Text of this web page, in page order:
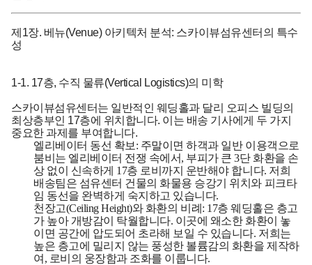
제1장. 베뉴(Venue) 아키텍처 분석: 스카이뷰섬유센터의 특수
성
1-1. 17층, 수직 물류(Vertical Logistics)의 미학
스카이뷰섬유센터는 일반적인 웨딩홀과 달리 오피스 빌딩의
최상층부인 17층에 위치합니다. 이는 배송 기사에게 두 가지
중요한 과제를 부여합니다.
엘리베이터 동선 확보: 주말이면 하객과 일반 이용객으로
붐비는 엘리베이터 전쟁 속에서, 부피가 큰 3단 화환을 손
상 없이 신속하게 17층 로비까지 운반해야 합니다. 저희
배송팀은 섬유센터 건물의 화물용 승강기 위치와 피크타
임 동선을 완벽하게 숙지하고 있습니다.
천장고(Ceiling Height)와 화환의 비례: 17층 웨딩홀은 층고
가 높아 개방감이 탁월합니다. 이곳에 왜소한 화환이 놓
이면 공간에 압도되어 초라해 보일 수 있습니다. 저희는
높은 층고에 밀리지 않는 풍성한 볼륨감의 화환을 제작하
여, 로비의 웅장함과 조화를 이룹니다.